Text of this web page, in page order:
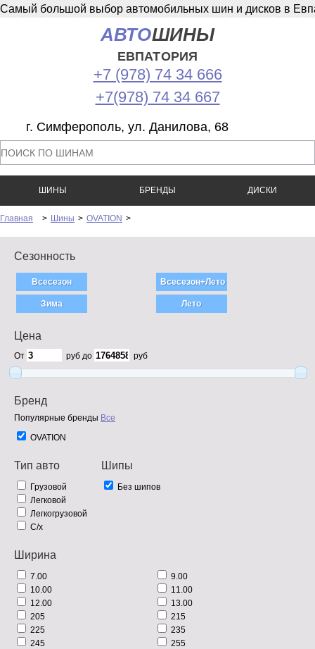
Самый большой выбор автомобильных шин и дисков в
АВТОШИНЫ
ЕВПАТОРИЯ
+7 (978) 74 34 666
+7(978) 74 34 667
г. Симферополь, ул. Данилова, 68
ШИНЫ БРЕНДЫ ДИСКИ
Главная > Шины > OVATION >
Сезонность
Цена
От руб до руб
Бренд
Популярные бренды Все
OVATION
Тип авто
Грузовой
Легковой
Легкогрузовой
С/х
Шипы
Без шипов
Ширина
7.00
9.00
10.00
11.00
12.00
13.00
205
215
225
235
245
255